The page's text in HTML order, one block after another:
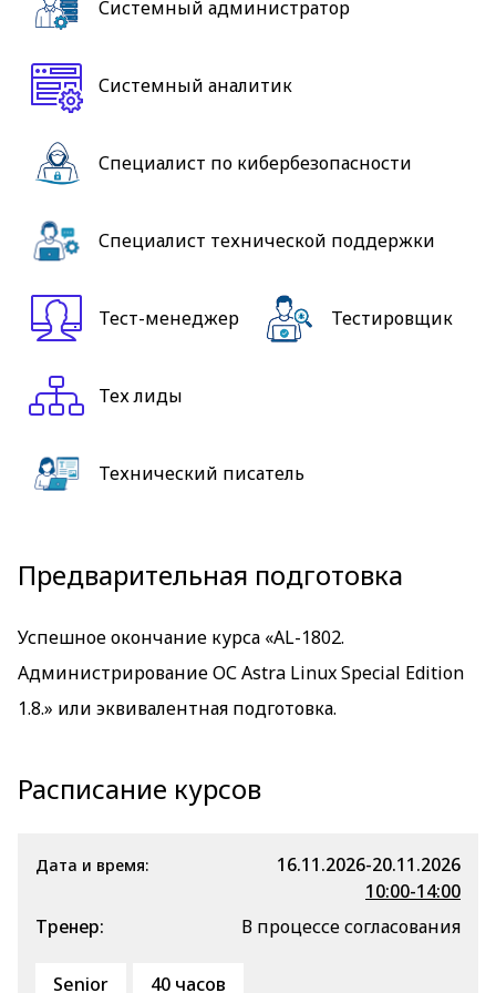
Системный администратор
Системный аналитик
Специалист по кибербезопасности
Специалист технической поддержки
Тест-менеджер Тестировщик
Тех лиды
Технический писатель
Предварительная подготовка
Успешное окончание курса «AL-1802.
Администрирование ОС Astra Linux Special Edition
1.8.» или эквивалентная подготовка.
Расписание курсов
Дата и время:
16.11.2026-20.11.2026
10:00-14:00
Тренер:
В процессе согласования
Senior 40 часов